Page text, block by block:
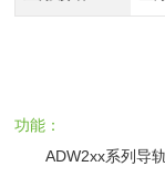
功能：
ADW2xx系列导